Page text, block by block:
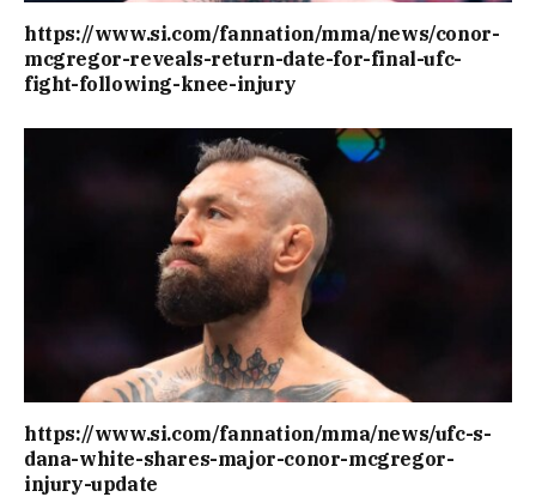
https://www.si.com/fannation/mma/news/conor-
mcgregor-reveals-return-date-for-final-ufc-
fight-following-knee-injury
https://www.si.com/fannation/mma/news/ufc-s-
dana-white-shares-major-conor-mcgregor-
injury-update